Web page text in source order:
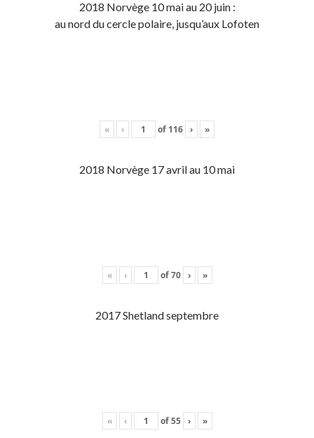
2018 Norvège 10 mai au 20 juin :
au nord du cercle polaire, jusqu’aux Lofoten
« ‹ of 116 › »
2018 Norvège 17 avril au 10 mai
« ‹ of70 › »
2017 Shetland septembre
« ‹ of55 › »